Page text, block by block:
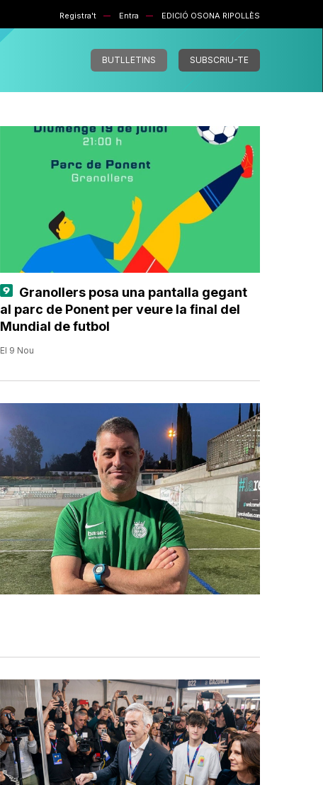
Registra't Entra EDICIÓ OSONA RIPOLLÈS
BUTLLETINS SUBSCRIU-TE
Granollers posa una pantalla gegant
al parc de Ponent per veure la final del
Mundial de futbol
El 9 Nou